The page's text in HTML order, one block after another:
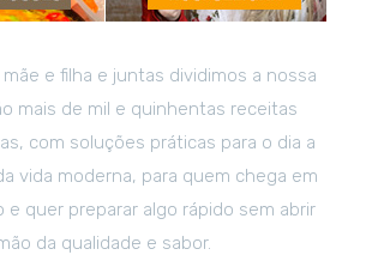
e filha e juntas dividimos a nossa
mais de mil e quinhentas receitas
com soluções práticas para o dia a
vida moderna, para quem chega em
e quer preparar algo rápido sem abrir
da qualidade e sabor.